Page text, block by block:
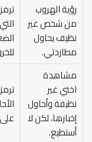
رؤية الهروب
من شخص غير
نظيف يحاول
مطاردتي.
مشاهدة
اختي غير
نظيفة وأحاول
إخبارها، لكن لا
أستطيع.